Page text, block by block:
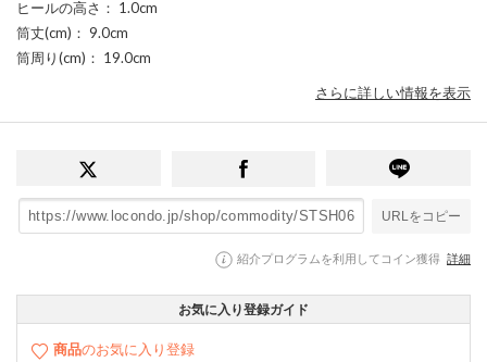
ヒールの高さ ： 1.0cm
筒丈(cm) ： 9.0cm
筒周り(cm) ： 19.0cm
さらに詳しい情報を表示
URLをコピー
紹介プログラムを利用してコイン獲得 詳細
お気に入り登録ガイド
商品のお気に入り登録